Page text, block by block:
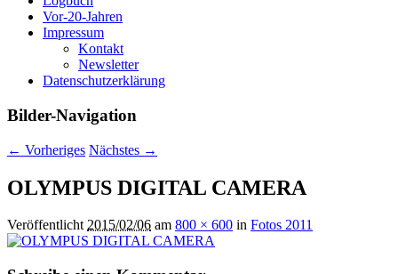
Vor-20-Jahren
Impressum
Kontakt
Newsletter
Datenschutzerklärung
Bilder-Navigation
← Vorheriges Nächstes →
OLYMPUS DIGITAL CAMERA
Veröffentlicht2015/02/06 am 800 × 600 in Fotos 2011